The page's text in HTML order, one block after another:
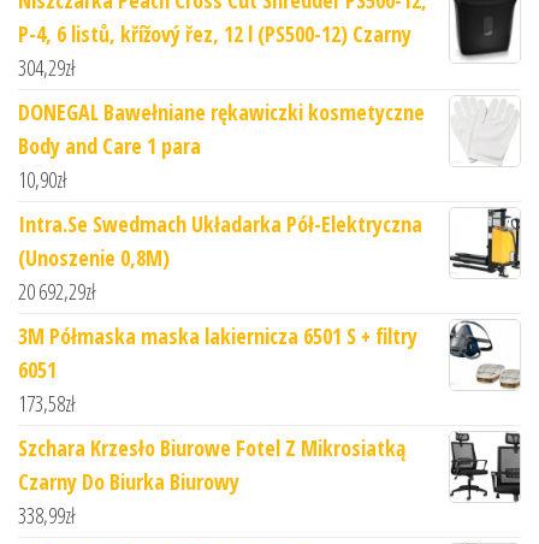
P-4, 6 listů, křížový řez, 12 l (PS500-12) Czarny
304,29zł
DONEGAL Bawełniane rękawiczki kosmetyczne
Body and Care 1 para
10,90zł
Intra.Se Swedmach Układarka Pół-Elektryczna
(Unoszenie 0,8M)
20 692,29zł
3M Półmaska maska lakiernicza 6501 S + filtry
6051
173,58zł
Szchara Krzesło Biurowe Fotel Z Mikrosiatką
Czarny Do Biurka Biurowy
338,99zł